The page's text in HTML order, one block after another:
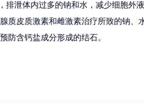
排泄体内过多的钠和水，减少细胞外
质皮质激素和雌激素治疗所致的钠、
防含钙盐成分形成的结石。